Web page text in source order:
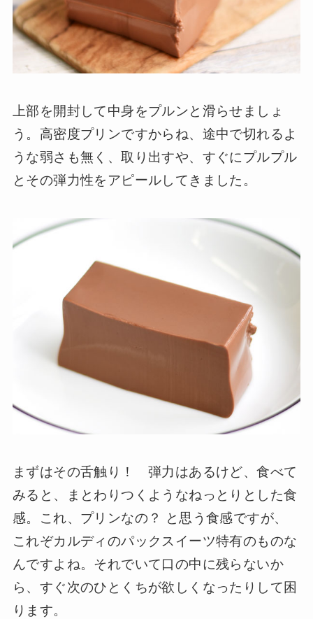
上部を開封して中身をプルンと滑らせましょ
う。高密度プリンですからね、途中で切れるよ
うな弱さも無く、取り出すや、すぐにプルプル
とその弾力性をアピールしてきました。
まずはその舌触り！ 弾力はあるけど、食べて
みると、まとわりつくようなねっとりとした食
感。これ、プリンなの？ と思う食感ですが、
これぞカルディのパックスイーツ特有のものな
んですよね。それでいて口の中に残らないか
ら、すぐ次のひとくちが欲しくなったりして困
ります。